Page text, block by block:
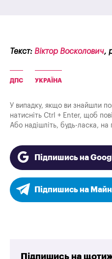
Текст: Віктор Восколович,
ДПС УКРАЇНА
У випадку, якщо ви знайшли
натисніть Ctrl + Enter, щоб
Або надішліть, будь-ласка, на
Підпишись на
Підпишись на
Підпишись на